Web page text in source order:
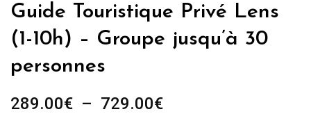
Guide Touristique Privé Lens
(1-10h) – Groupe jusqu’à 30
personnes
289.00€ – 729.00€Plage